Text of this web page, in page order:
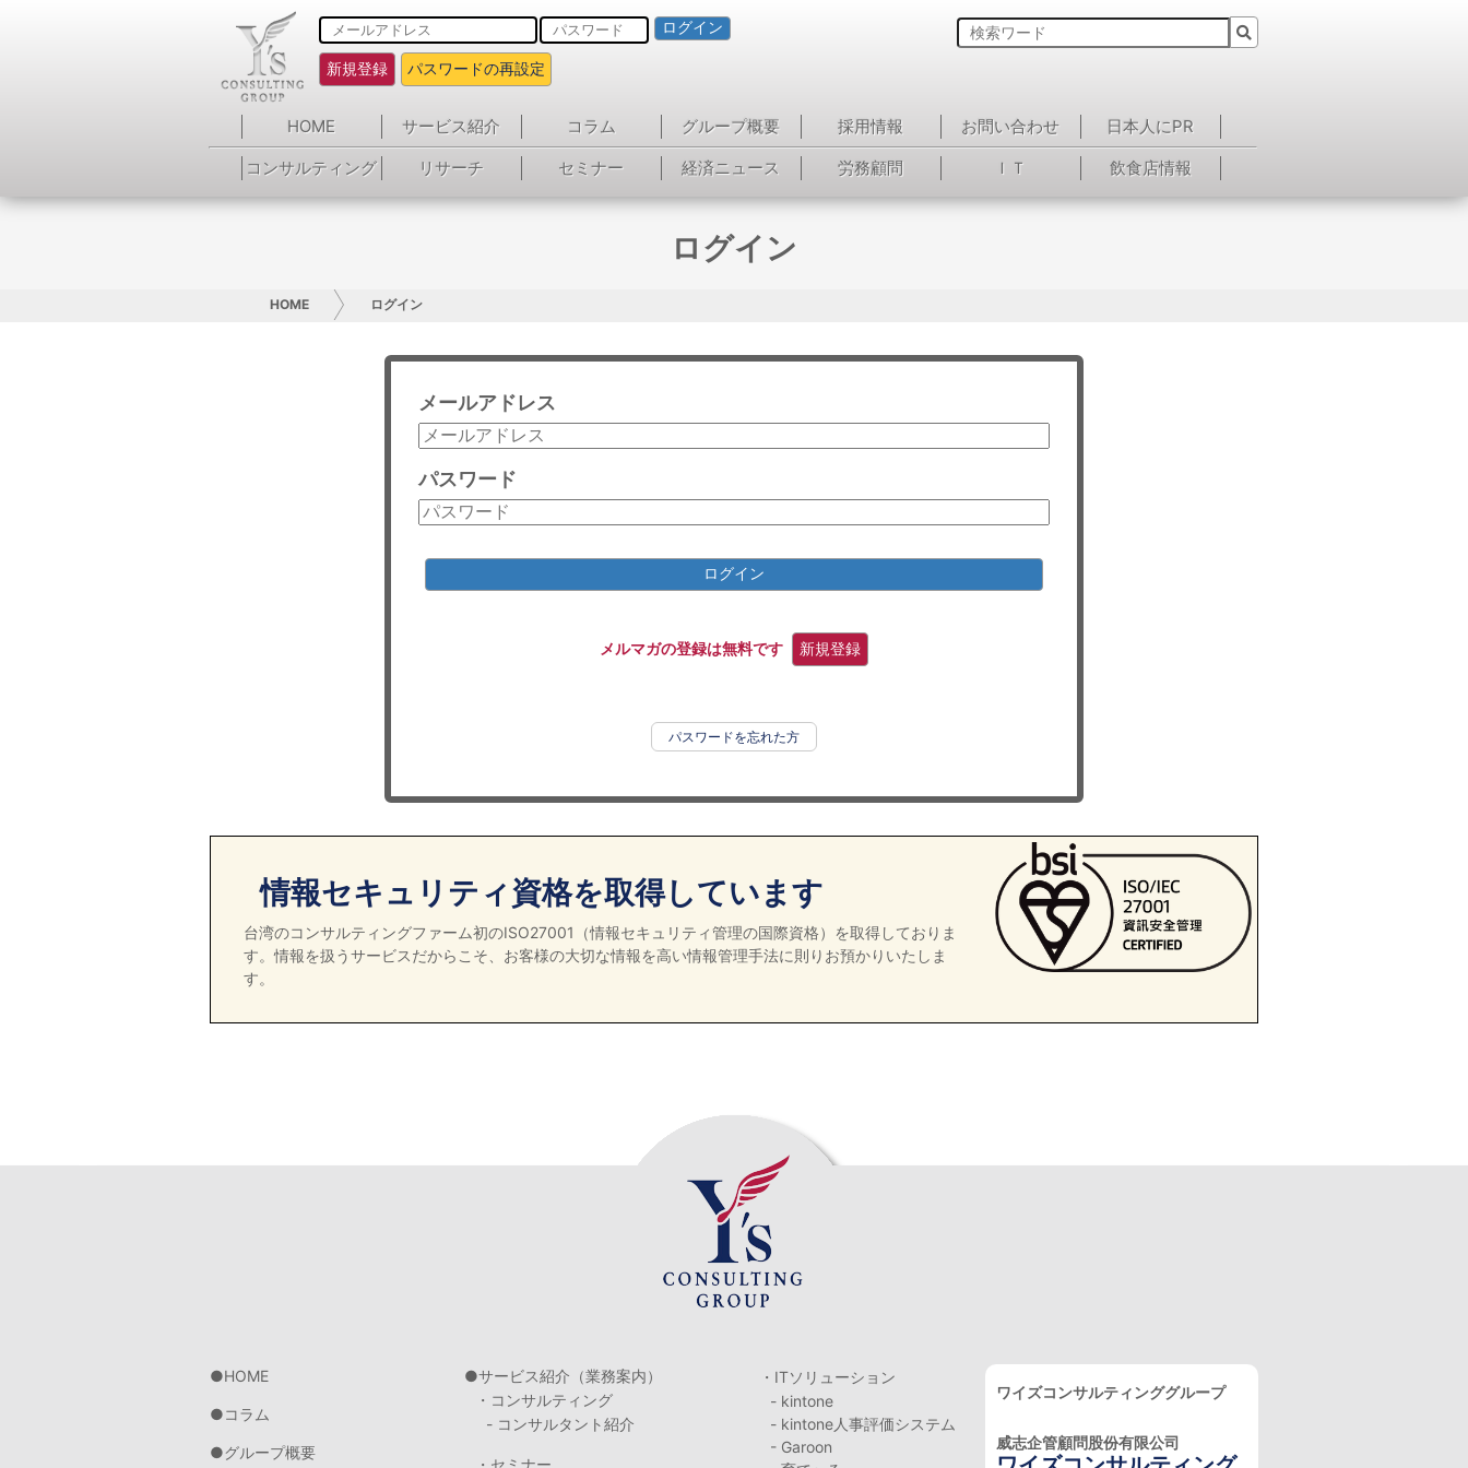
ログイン
新規登録 パスワードの再設定
HOME サービス紹介 コラム グループ概要 採用情報 お問い合わせ
日本人にPR
コンサルティング
リサーチ セミナー 経済ニュース 労務顧問 ＩＴ 飲食店情報
ログイン
HOME ログイン
メールアドレス
パスワード
ログイン
メルマガの登録は無料です 新規登録
パスワードを忘れた方
情報セキュリティ資格を取得しています
台湾のコンサルティングファーム初のISO27001（情報セキュリティ管理の国際資格）を取得しておりま
す。情報を扱うサービスだからこそ、お客様の大切な情報を高い情報管理手法に則りお預かりいたしま
す。
HOME
コラム
グループ概要
サービス紹介（業務案内）
・コンサルティング
- コンサルタント紹介
・セミナー
・ITソリューション
- kintone
- kintone人事評価システム
- Garoon
ワイズコンサルティンググループ
威志企管顧問股份有限公司